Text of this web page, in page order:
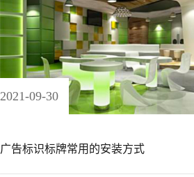
广告标识标牌常用的安装方式
2021-09-30